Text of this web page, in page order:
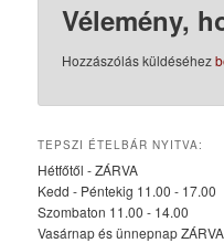
Vélemény,
Hozzászólás küldéséhez
TEPSZI ÉTELBÁR NYITVA:
Hétfőtől - ZÁRVA
Kedd - Péntekig 11.00 - 17.00
Szombaton 11.00 - 14.00
Vasárnap és ünnepnap ZÁRVA